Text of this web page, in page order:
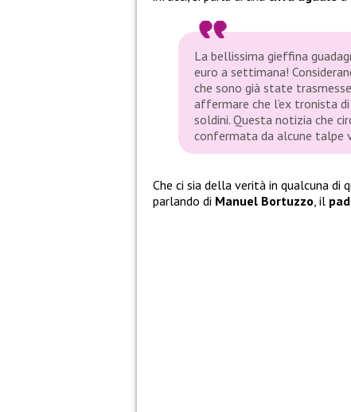
La bellissima gieffina
euro a settimana!
che sono già state
affermare che l’ex tronista
soldini. Questa notizia che
confermata da alcune talpe
Che ci sia della verità in qualcuna di
parlando di Manuel Bortuzzo, il